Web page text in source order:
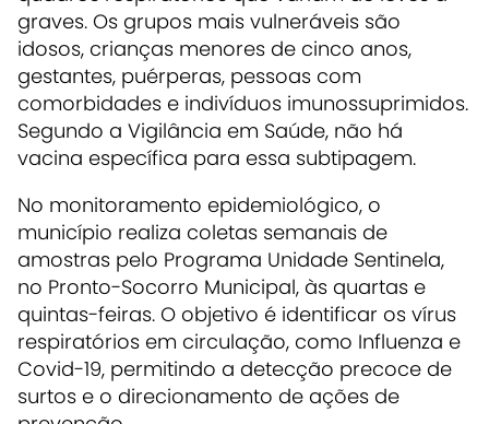
graves. Os grupos mais vulneráveis são
idosos, crianças menores de cinco anos,
gestantes, puérperas, pessoas com
comorbidades e indivíduos imunossuprimidos.
Segundo a Vigilância em Saúde, não há
vacina específica para essa subtipagem.
No monitoramento epidemiológico, o
município realiza coletas semanais de
amostras pelo Programa Unidade Sentinela,
no Pronto-Socorro Municipal, às quartas e
quintas-feiras. O objetivo é identificar os vírus
respiratórios em circulação, como Influenza e
Covid-19, permitindo a detecção precoce de
surtos e o direcionamento de ações de